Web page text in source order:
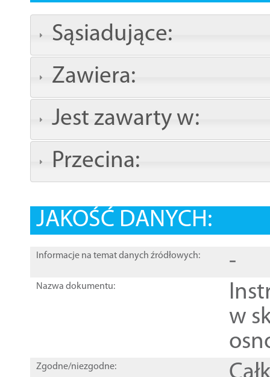
Sąsiadujące:
Zawiera:
Jest zawarty w:
Przecina:
JAKOŚĆ DANYCH:
Informacje na temat danych źródłowych: -
Nazwa dokumentu:
w
Zgodne/niezgodne: